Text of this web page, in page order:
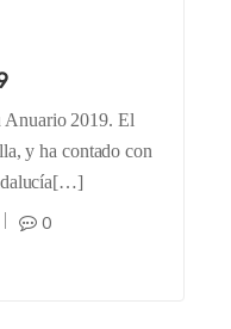
Anuario 2019. El
y ha contado con
0